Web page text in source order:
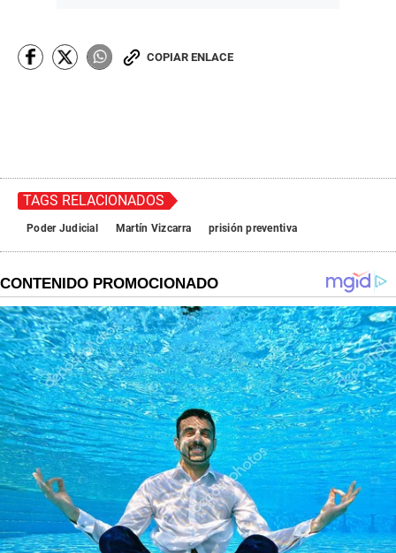
COPIAR ENLACE
TAGS RELACIONADOS
Poder Judicial Martín Vizcarra prisión preventiva